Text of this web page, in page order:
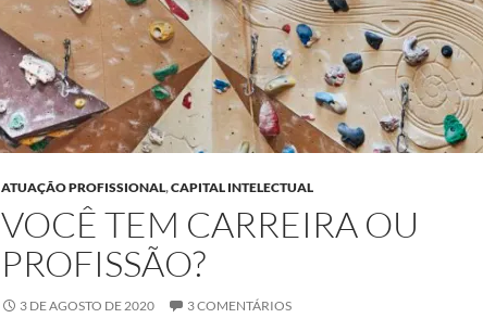
ATUAÇÃO PROFISSIONAL,CAPITAL INTELECTUAL
VOCÊ TEM CARREIRA OU
PROFISSÃO?
3 DE AGOSTO DE 2020 3 COMENTÁRIOS